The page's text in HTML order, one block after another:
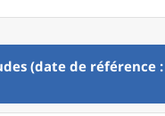
(date de référence